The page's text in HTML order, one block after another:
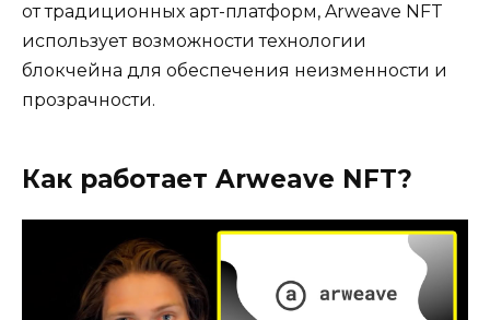
от традиционных арт-платформ, Arweave NFT
использует возможности технологии
блокчейна для обеспечения неизменности и
прозрачности.
Как работает Arweave NFT?